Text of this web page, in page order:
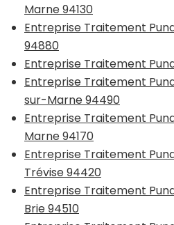
Marne 94130
Entreprise Traitement
94880
Entreprise Traitement
Entreprise Traitement
sur-Marne 94490
Entreprise Traitement
Marne 94170
Entreprise Traitement
Trévise 94420
Entreprise Traitement
Brie 94510